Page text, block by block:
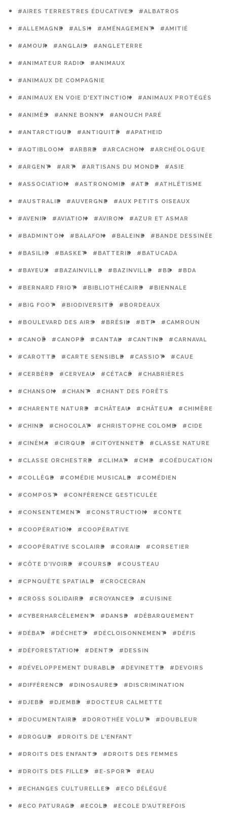
#AIRES TERRESTRES ÉDUCATIVES #ALBATROS
#ALLEMAGNE #ALSH #AMÉNAGEMENT #AMITIÉ
#AMOUR #ANGLAIS #ANGLETERRE
#ANIMATEUR RADIO #ANIMAUX
#ANIMAUX DE COMPAGNIE
#ANIMAUX EN VOIE D'EXTINCTION #ANIMAUX PROTÉGÉS
#ANIMÉS #ANNE BONNY #ANOUCH PARÉ
#ANTARCTIQUE #ANTIQUITÉ #APATHEID
#AQTIBLOOM #ARBRE #ARCACHON #ARCHÉOLOGUE
#ARGENT #ART #ARTISANS DU MONDE #ASIE
#ASSOCIATION #ASTRONOMIE #ATE #ATHLÉTISME
#AUSTRALIE #AUVERGNE #AUX PETITS OISEAUX
#AVENIR #AVIATION #AVIRON #AZUR ET ASMAR
#BADMINTON #BALAFON #BALEINE #BANDE DESSINÉE
#BASILIC #BASKET #BATTERIE #BATUCADA
#BAYEUX #BAZAINVILLE #BAZINVILLE #BD #BDA
#BERNARD FRIOT #BIBLIOTHÉCAIRE #BIENNALE
#BIG FOOT #BIODIVERSITÉ #BORDEAUX
#BOULEVARD DES AIRS #BRÉSIL #BTP #CAMROUN
#CANOË #CANOPÉ #CANTAL #CANTINE #CARNAVAL
#CAROTTE #CARTE SENSIBLE #CASSIOT #CAUE
#CERBÈRE #CERVEAU #CÉTACÉ #CHABRIÈRES
#CHANSON #CHANT #CHANT DES FORÊTS
#CHARENTE NATURE #CHÂTEAU #CHÂTEUA #CHIMÈRE
#CHINE #CHOCOLAT #CHRISTOPHE COLOMB #CIDE
#CINÉMA #CIRQUE #CITOYENNETÉ #CLASSE NATURE
#CLASSE ORCHESTRE #CLIMAT #CME #COÉDUCATION
#COLLÈGE #COMÉDIE MUSICALE #COMÉDIEN
#COMPOST #CONFÉRENCE GESTICULÉE
#CONSENTEMENT #CONSTRUCTION #CONTE
#COOPÉRATION #COOPÉRATIVE
#COOPÉRATIVE SCOLAIRE #CORAIL #CORSETIER
#CÔTE D'IVOIRE #COURSE #COUSTEAU
#CPNQUÊTE SPATIALE #CROCECRAN
#CROSS SOLIDAIRE #CROYANCES #CUISINE
#CYBERHARCÈLEMENT #DANSE #DÉBARQUEMENT
#DÉBAT #DÉCHETS #DÉCLOISONNEMENT #DÉFIS
#DÉFORESTATION #DENTS #DESSIN
#DÉVELOPPEMENT DURABLE #DEVINETTE #DEVOIRS
#DIFFÉRENCE #DINOSAURES #DISCRIMINATION
#DJEBÉ #DJEMBÉ #DOCTEUR CALMETTE
#DOCUMENTAIRE #DOROTHÉE VOLUT #DOUBLEUR
#DROGUE #DROITS DE L'ENFANT
#DROITS DES ENFANTS #DROITS DES FEMMES
#DROITS DES FILLES #E-SPORT #EAU
#ECHANGES CULTURELLES #ECO DÉLÉGUÉ
#ECO PATURAGE #ECOLE #ECOLE D'AUTREFOIS